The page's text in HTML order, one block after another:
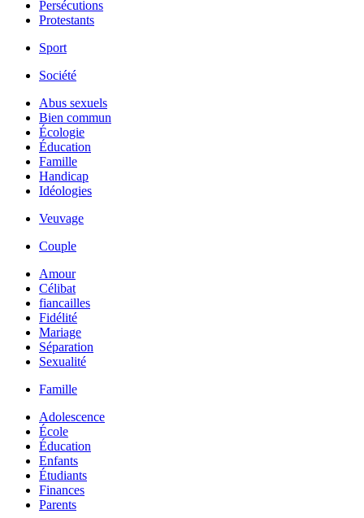
Persécutions
Protestants
Sport
Société
Abus sexuels
Bien commun
Écologie
Éducation
Famille
Handicap
Idéologies
Veuvage
Couple
Amour
Célibat
fiancailles
Fidélité
Mariage
Séparation
Sexualité
Famille
Adolescence
École
Éducation
Enfants
Étudiants
Finances
Parents